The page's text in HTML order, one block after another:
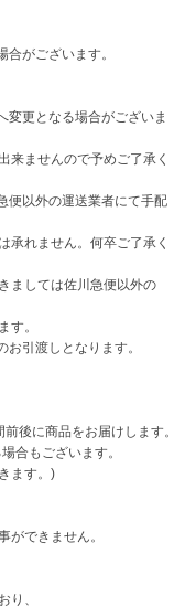
がございます。
更となる場合がございま
来ませんので予めご了承く
便以外の運送業者にて手配
承れません。何卒ご了承く
ましては佐川急便以外の
す。
引渡しとなります。
後に商品をお届けします。
合もございます。
ます。)
ができません。
り、